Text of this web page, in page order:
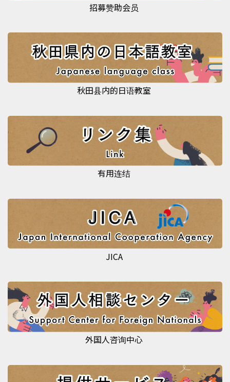
招募赞助会员
秋田县内的日语教室
有用连结
JICA
外国人咨询中心